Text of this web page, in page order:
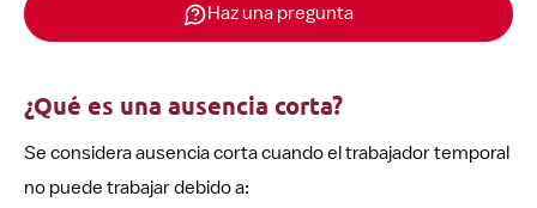
Haz una pregunta
¿Qué es una ausencia corta?
Se considera ausencia corta cuando el trabajador temporal
no puede trabajar debido a: